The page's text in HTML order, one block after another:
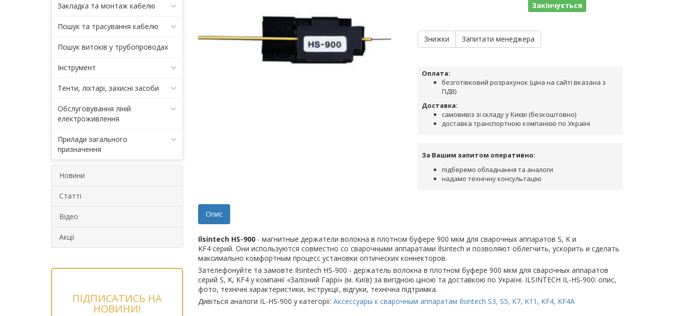
Закладка та монтаж кабелю
Пошук та трасування кабелю
Пошук витоків у трубопроводах
Інструмент
Тенти, ліхтарі, захисні засоби
Обслуговування ліній
електроживлення
Прилади загального
призначення
Новини
Статті
Відео
Акції
ПІДПИСАТИСЬ НА
НОВИНИ!
Закінчується
Знижки Запитати менеджера
Оплата:
безготівковий розрахунок (ціна на сайті вказана з
ПДВ)
Доставка:
самовивіз зі складу у Києві (безкоштовно)
доставка транспортною компанією по Україні
За Вашим запитом оперативно:
підберемо обладнання та аналоги
надамо технічну консультацію
Опис
Ilsintech HS-900 - магнитные держатели волокна в плотном буфере 900 мкм для сварочных аппаратов S, K и
KF4 серий. Они используются совместно со сварочными аппаратами Ilsintech и позволяют облегчить, ускорить и сделать
максимально комфортным процесс установки оптических коннекторов.
Зателефонуйте та замовте Ilsintech HS-900 - держатель волокна в плотном буфере 900 мкм для сварочных аппаратов
серий S, K, KF4 у компанії «Залізний Гаррі» (м. Київ) за вигідною ціною та доставкою по Україні. ILSINTECH IL-HS-900: опис,
фото, технічні характеристики, інструкції, відгуки, технічна підтримка.
Дивіться аналоги IL-HS-900 у категорії: Аксессуары к сварочным аппаратам Ilsintech S3, S5, K7, K11, KF4, KF4A